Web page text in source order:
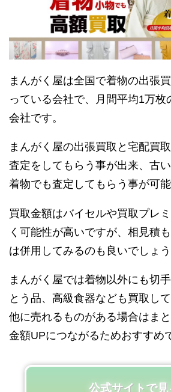
まんがく屋は全国で着物の出張
っている会社で、月間平均1万枚
会社です。
まんがく屋の出張買取と宅配買
査定をしてもらう事が出来、古
着物でも査定してもらう事が可能
買取金額はバイセルや買取プレ
く可能性が高いですが、相見積
は併用してみるのも良いでしょう
まんがく屋では着物以外にも切
とう品、高級食器なども買取し
他に売れるものがある場合はま
金額UPにつながるためおすすめ
公式サイトで見